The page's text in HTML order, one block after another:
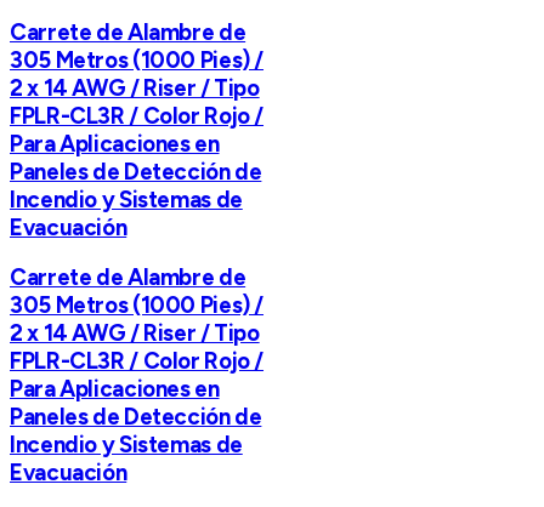
Carrete de Alambre de
305 Metros (1000 Pies) /
2 x 14 AWG / Riser / Tipo
FPLR-CL3R / Color Rojo /
Para Aplicaciones en
Paneles de Detección de
Incendio y Sistemas de
Evacuación
Carrete de Alambre de
305 Metros (1000 Pies) /
2 x 14 AWG / Riser / Tipo
FPLR-CL3R / Color Rojo /
Para Aplicaciones en
Paneles de Detección de
Incendio y Sistemas de
Evacuación